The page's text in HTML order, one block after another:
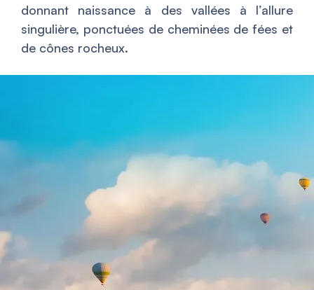
donnant naissance à des vallées à l’allure
singulière, ponctuées de cheminées de fées et
de cônes rocheux.